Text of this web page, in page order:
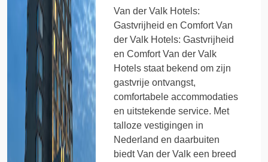
Van der Valk Hotels:
Gastvrijheid en Comfort Van
der Valk Hotels: Gastvrijheid
en Comfort Van der Valk
Hotels staat bekend om zijn
gastvrije ontvangst,
comfortabele accommodaties
en uitstekende service. Met
talloze vestigingen in
Nederland en daarbuiten
biedt Van der Valk een breed